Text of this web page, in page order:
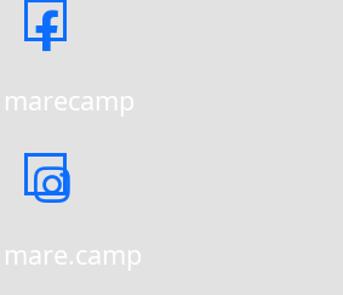
marecamp
mare.camp